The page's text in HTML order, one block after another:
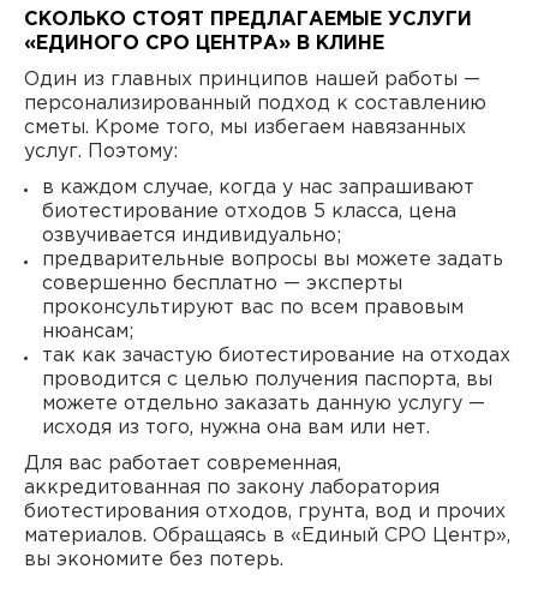
СКОЛЬКО СТОЯТ ПРЕДЛАГАЕМЫЕ УСЛУГИ
«ЕДИНОГО СРО ЦЕНТРА» В КЛИНЕ
Один из главных принципов нашей работы —
персонализированный подход к составлению
сметы. Кроме того, мы избегаем навязанных
услуг. Поэтому:
в каждом случае, когда у нас запрашивают
биотестирование отходов 5 класса, цена
озвучивается индивидуально;
предварительные вопросы вы можете задать
совершенно бесплатно — эксперты
проконсультируют вас по всем правовым
нюансам;
так как зачастую биотестирование на отходах
проводится с целью получения паспорта, вы
можете отдельно заказать данную услугу —
исходя из того, нужна она вам или нет.
Для вас работает современная,
аккредитованная по закону лаборатория
биотестирования отходов, грунта, вод и прочих
материалов. Обращаясь в «Единый СРО Центр»,
вы экономите без потерь.